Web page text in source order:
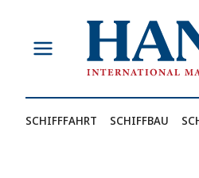
springen
SCHIFFFAHRT SCHIFFBAU